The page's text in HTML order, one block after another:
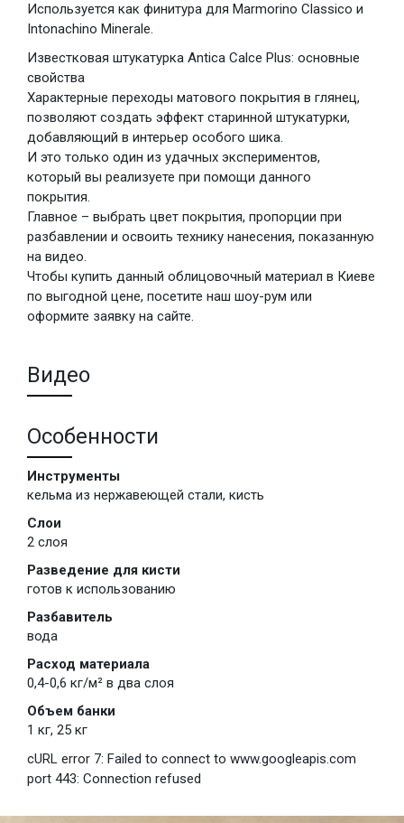
Используется как финитура для Marmorino Classico и
Intonachino Minerale.
Известковая штукатурка Antica Calce Plus: основные
свойства
Характерные переходы матового покрытия в глянец,
позволяют создать эффект старинной штукатурки,
добавляющий в интерьер особого шика.
И это только один из удачных экспериментов,
который вы реализуете при помощи данного
покрытия.
Главное – выбрать цвет покрытия, пропорции при
разбавлении и освоить технику нанесения, показанную
на видео.
Чтобы купить данный облицовочный материал в Киеве
по выгодной цене, посетите наш шоу-рум или
оформите заявку на сайте.
Видео
Особенности
Инструменты
кельма из нержавеющей стали, кисть
Слои
2 слоя
Разведение для кисти
готов к использованию
Разбавитель
вода
Расход материала
0,4-0,6 кг/м² в два слоя
Объем банки
1 кг, 25 кг
cURL error 7: Failed to connect to www.googleapis.com
port 443: Connection refused